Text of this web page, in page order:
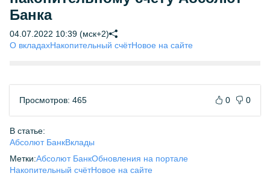
Банка
04.07.2022 10:39 (мск+2)
О вкладахНакопительный счётНовое на сайте
Просмотров: 465 0 0
В статье:
Абсолют БанкВклады
Метки:Абсолют БанкОбновления на портале
Накопительный счётНовое на сайте